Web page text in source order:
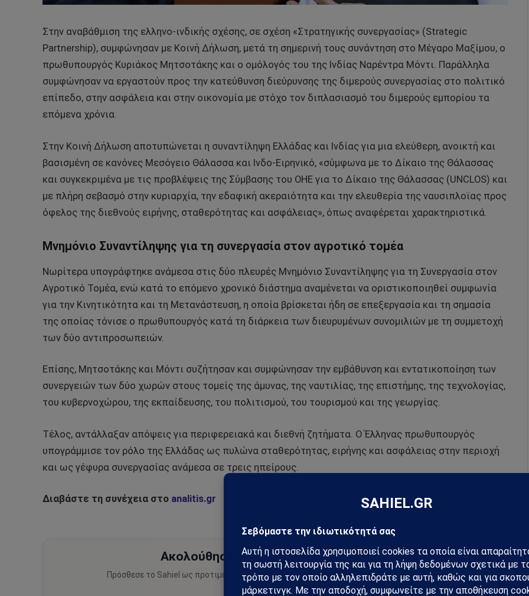
Στην αναβάθμιση της ελληνο-ινδικής σχέσης, σε σχέση «Στρατηγικής συνεργασίας» (Strategic
Partnership), συμφώνησαν με Κοινή Δήλωση, μετά τη σημερινή τους συνάντηση στο Μέγαρο Μαξίμου, ο
πρωθυπουργός Κυριάκος Μητσοτάκης και ο ομόλογός του της Ινδίας Ναρέντρα Μόντι. Παράλληλα
συμφώνησαν να εργαστούν προς την κατεύθυνση διεύρυνσης της διμερούς συνεργασίας στο πολιτικό
επίπεδο, στην ασφάλεια και στην οικονομία με στόχο τον διπλασιασμό του διμερούς εμπορίου τα
επόμενα χρόνια.
Στην Κοινή Δήλωση αποτυπώνεται η συναντίληψη Ελλάδας και Ινδίας για μια ελεύθερη, ανοικτή και
βασισμένη σε κανόνες Μεσόγειο Θάλασσα και Ινδο-Ειρηνικό, «σύμφωνα με το Δίκαιο της Θάλασσας
και συγκεκριμένα με τις προβλέψεις της Σύμβασης του ΟΗΕ για το Δίκαιο της Θάλασσας (UNCLOS) και
με πλήρη σεβασμό στην κυριαρχία, την εδαφική ακεραιότητα και την ελευθερία της ναυσιπλοϊας προς
όφελος της διεθνούς ειρήνης, σταθερότητας και ασφάλειας», όπως αναφέρεται χαρακτηριστικά.
Μνημόνιο Συναντίληψης για τη συνεργασία στον αγροτικό τομέα
Νωρίτερα υπογράφτηκε ανάμεσα στις δύο πλευρές Μνημόνιο Συναντίληψης για τη Συνεργασία στον
Αγροτικό Τομέα, ενώ κατά το επόμενο χρονικό διάστημα αναμένεται να οριστικοποιηθεί συμφωνία
για την Κινητικότητα και τη Μετανάστευση, η οποία βρίσκεται ήδη σε επεξεργασία και τη σημασία
της οποίας τόνισε ο πρωθυπουργός κατά τη διάρκεια των διευρυμένων συνομιλιών με τη συμμετοχή
των δύο αντιπροσωπειών.
Επίσης, Μητσοτάκης και Μόντι συζήτησαν και συμφώνησαν την εμβάθυνση και εντατικοποίηση των
συνεργειών των δύο χωρών στους τομείς της άμυνας, της ναυτιλίας, της επιστήμης, της τεχνολογίας,
του κυβερνοχώρου, της εκπαίδευσης, του πολιτισμού, του τουρισμού και της γεωργίας.
Τέλος, αντάλλαξαν απόψεις για περιφερειακά και διεθνή ζητήματα. Ο Έλληνας πρωθυπουργός
υπογράμμισε τον ρόλο της Ελλάδας ως πυλώνα σταθερότητας, ειρήνης και ασφάλειας στην περιοχή
και ως γέφυρα συνεργασίας ανάμεσα σε τρεις ηπείρους.
Διαβάστε τη συνέχεια στο analitis.gr
Ακολούθησε το Sahiel στο Google News
Πρόσθεσε το Sahiel ως προτιμώμενη πηγή για να λαμβάνεις πρώτος τις σημαντικότερες
ειδήσεις και αναλύσεις.